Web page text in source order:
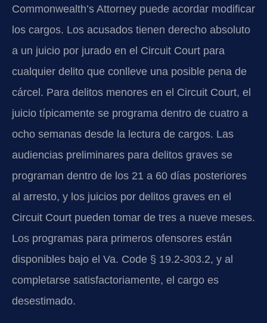
Commonwealth’s Attorney puede acordar modificar
los cargos. Los acusados tienen derecho absoluto
a un juicio por jurado en el Circuit Court para
cualquier delito que conlleve una posible pena de
cárcel. Para delitos menores en el Circuit Court, el
juicio típicamente se programa dentro de cuatro a
ocho semanas desde la lectura de cargos. Las
audiencias preliminares para delitos graves se
programan dentro de los 21 a 60 días posteriores
al arresto, y los juicios por delitos graves en el
Circuit Court pueden tomar de tres a nueve meses.
Los programas para primeros ofensores están
disponibles bajo el Va. Code § 19.2-303.2, y al
completarse satisfactoriamente, el cargo es
desestimado.